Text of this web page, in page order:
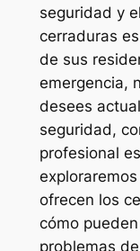
seguridad y
cerraduras
de sus
emergencia,
desees
seguridad,
profesional
ofrecen los
cómo
problemas